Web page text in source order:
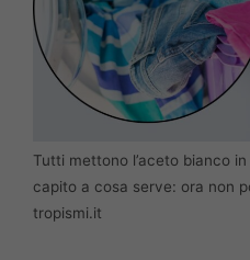
Tutti mettono l’aceto bianco
capito a cosa serve: ora non
tropismi.it